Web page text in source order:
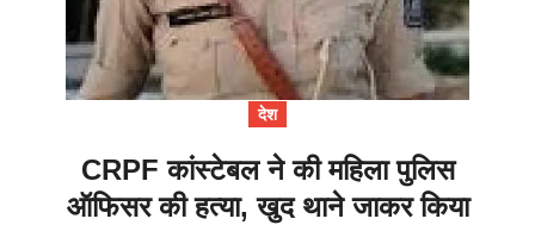
देश
CRPF कांस्टेबल ने की महिला पुलिस
ऑफिसर की हत्या, खुद थाने जाकर किया